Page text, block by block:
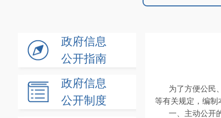
政府信息
公开指南
政府信息
公开制度
为了方便公民
等有关规定，编制
一、主动公开